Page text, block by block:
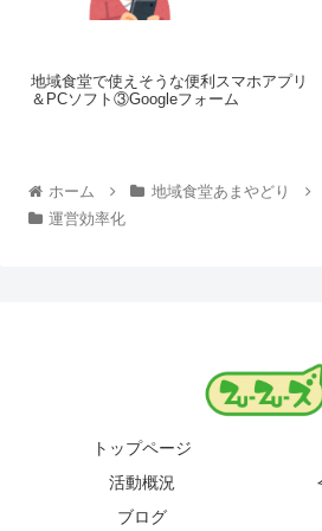
地域食堂で使えそうな便利スマホアプリ
＆PCソフト③Googleフォーム
ホーム 地域食堂あまやどり
運営効率化
トップページ
活動概況
ブログ